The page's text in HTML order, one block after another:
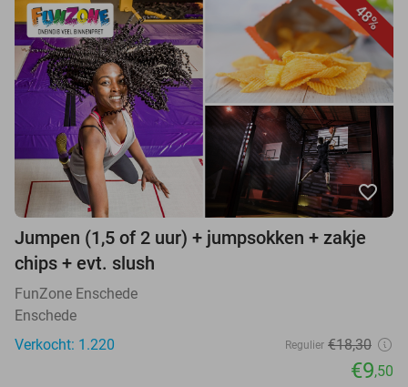
48%
favorite_border
Jumpen (1,5 of 2 uur) + jumpsokken + zakje
chips + evt. slush
FunZone Enschede
Enschede
Verkocht: 1.220
Regulier €18,30
€9,50